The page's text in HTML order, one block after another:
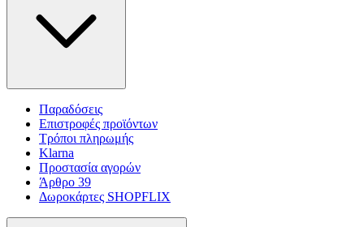
Παραδόσεις
Επιστροφές προϊόντων
Τρόποι πληρωμής
Klarna
Προστασία αγορών
Άρθρο 39
Δωροκάρτες SHOPFLIX